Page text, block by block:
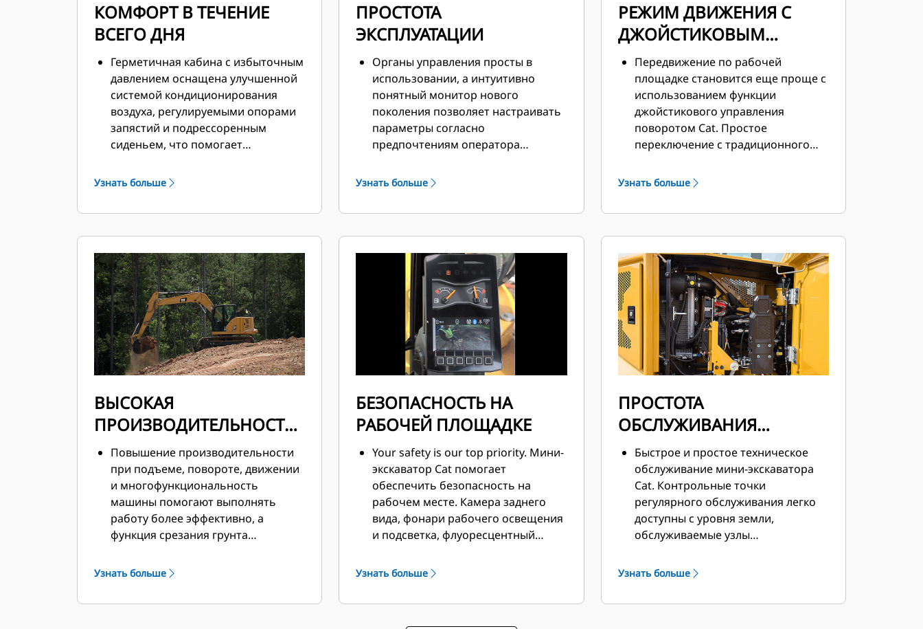
КОМФОРТ В ТЕЧЕНИЕ
ВСЕГО ДНЯ
Герметичная кабина с избыточным
давлением оснащена улучшенной
системой кондиционирования
воздуха, регулируемыми опорами
запястий и подрессоренным
сиденьем, что помогает
всего рабочего дня.
Узнать больше
ПРОСТОТА
ЭКСПЛУАТАЦИИ
Органы управления просты в
использовании, а интуитивно
понятный монитор нового
поколения позволяет настраивать
параметры согласно
предпочтениям оператора
информацию о машине в
Узнать больше
РЕЖИМ ДВИЖЕНИЯ С
ДЖОЙСТИКОВЫМ
УПРАВЛЕНИЕМ
ПОВОРОТОМ
Передвижение по рабочей
площадке становится еще проще с
использованием функции
джойстикового управления
поворотом Cat. Простое
переключение с традиционного
при помощи рычагов и педалей на
одной кнопки. Вы получите все
более совершенного управления!
Узнать больше
ВЫСОКАЯ
ПРОИЗВОДИТЕЛЬНОСТЬ
В КОМПАКТНОМ
КОРПУСЕ
Повышение производительности
при подъеме, повороте, движении
и многофункциональность
машины помогают выполнять
работу более эффективно, а
функция срезания грунта
Узнать больше
БЕЗОПАСНОСТЬ НА
РАБОЧЕЙ ПЛОЩАДКЕ
Your safety is our top priority. Мини-
экскаватор Cat помогает
обеспечить безопасность на
рабочем месте. Камера заднего
вида, фонари рабочего освещения
и подсветка, флуоресцентный
инерционной катушкой — это
обеспечения безопасности,
Узнать больше
ПРОСТОТА
ОБСЛУЖИВАНИЯ
УМЕНЬШАЕТ ВРЕМЯ
ПРОСТОЯ
Быстрое и простое техническое
обслуживание мини-экскаватора
Cat. Контрольные точки
регулярного обслуживания легко
доступны с уровня земли,
обслуживаемые узлы
надежными сервисными панелями.
Узнать больше